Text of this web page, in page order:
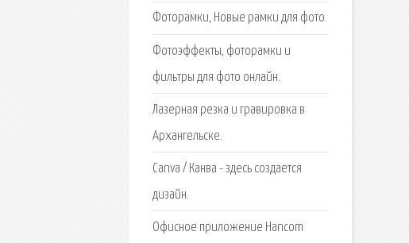
Фоторамки, Новые рамки для фото.
Фотоэффекты, фоторамки и
фильтры для фото онлайн.
Лазерная резка и гравировка в
Архангельске.
Canva / Канва - здесь создается
дизайн.
Офисное приложение Hancom